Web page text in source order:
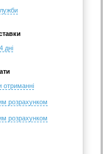
дні
отриманні
розрахунком
розрахунком